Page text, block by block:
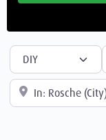
Suchtyp auswählen
In der Nähe